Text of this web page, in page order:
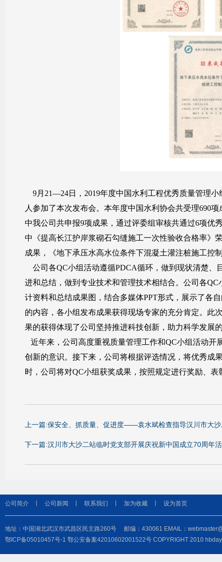
9月21—24日，2019年度中国水利工程优秀质量管理
人参加了本次发布会。本年度中国水利协会共受理690
中我公司共申报9项成果，通过评委组审核共通过6项优
中《提高长江护岸浆砌石勾缝施工一次性验收合格率》
成果，《地下承压水高水位条件下混凝土灌注桩施工控
公司各QC小组活动遵循PDCA循环，做到现状清楚、
进和总结，做到专业技术和管理技术相结合。 公司各QC
计资料和总结成果图，结合多媒体PPT形式，展示了各
的内容，各小组发布成果获得现场专家的充分肯定。此
果的获得体现了公司坚持推进科技创新，助力科学发展
近年来，公司高度重视质量管理工作和QC小组活动开
创新的意识。接下来，公司将根据评选情况，将优秀成
时，公司将对QC小组获奖成果，按照规定进行奖励、表
上一篇:保安全、抓质量、促进度——袁水斌检查指导汉川市大
下一篇:汉川市大沙二站临时党支部开展庆祝新中国成立70周年
公司简介 公司新闻 联系我们 加为收藏 设为首页
地址：中国湖北武汉市武昌区民主路260号 邮编：430061 EMAIL：
鄂ICP备05010457号-1 鄂公安备案42010602001522号 COPYRIGHT 2010